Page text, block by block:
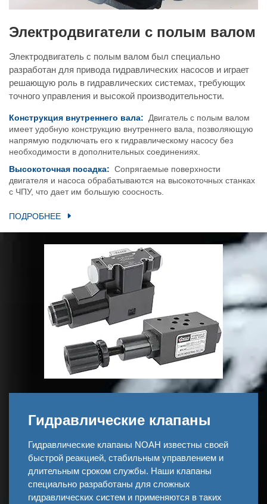
Электродвигатели с полым валом
Электродвигатель с полым валом был специально
разработан для привода гидравлических насосов и играет
решающую роль в гидравлических системах, требующих
точного управления и высокой производительности.
Конструкция внутреннего вала:
Двигатель с полым валом
имеет удобную конструкцию внутреннего вала, позволяющую
напрямую подключать его к гидравлическому насосу без
необходимости в дополнительных соединениях.
Высокоточная посадка: Сопрягаемые поверхности
двигателя и насоса обрабатываются на высокоточных станках
с ЧПУ, что дает им большую соосность.
ПОДРОБНЕЕ
Гидравлические клапаны
Гидравлические клапаны NOAH известны своей
быстрой реакцией, стабильным управлением и
длительным сроком службы. Наши клапаны
специально разработаны для сложных
гидравлических систем и применяются в таких